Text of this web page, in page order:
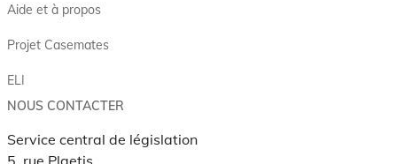
Aide et à propos
Projet Casemates
ELI
NOUS CONTACTER
Service central de législation
5, rue Plaetis